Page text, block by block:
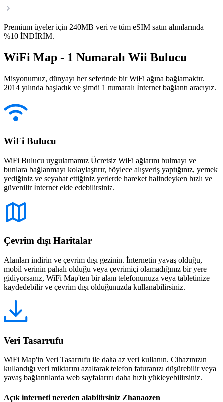
Premium üyeler için 240MB veri ve tüm eSIM satın alımlarında
%10 İNDİRİM.
WiFi Map - 1 Numaralı Wii Bulucu
Misyonumuz, dünyayı her seferinde bir WiFi ağına bağlamaktır.
2014 yılında başladık ve şimdi 1 numaralı İnternet bağlantı aracıyız.
WiFi Bulucu
WiFi Bulucu uygulamamız Ücretsiz WiFi ağlarını bulmayı ve
bunlara bağlanmayı kolaylaştırır, böylece alışveriş yaptığınız, yemek
yediğiniz ve seyahat ettiğiniz yerlerde hareket halindeyken hızlı ve
güvenilir İnternet elde edebilirsiniz.
Çevrim dışı Haritalar
Alanları indirin ve çevrim dışı gezinin. İnternetin yavaş olduğu,
mobil verinin pahalı olduğu veya çevrimiçi olamadığınız bir yere
gidiyorsanız, WiFi Map'ten bir alanı telefonunuza veya tabletinize
kaydedebilir ve çevrim dışı olduğunuzda kullanabilirsiniz.
Veri Tasarrufu
WiFi Map'in Veri Tasarrufu ile daha az veri kullanın. Cihazınızın
kullandığı veri miktarını azaltarak telefon faturanızı düşürebilir veya
yavaş bağlantılarda web sayfalarını daha hızlı yükleyebilirsiniz.
Açık interneti nereden alabilirsiniz Zhanaozen